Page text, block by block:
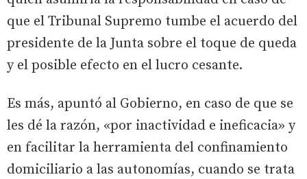
que el Tribunal Supremo tumbe el acuerdo del
presidente de la Junta sobre el toque de queda
y el posible efecto en el lucro cesante.
Es más, apuntó al Gobierno, en caso de que se
les dé la razón, «por inactividad e ineficacia» y
en facilitar la herramienta del confinamiento
domiciliario a las autonomías, cuando se trata